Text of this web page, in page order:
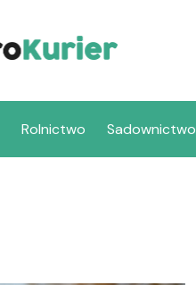
Rolnictwo Sadownictwo